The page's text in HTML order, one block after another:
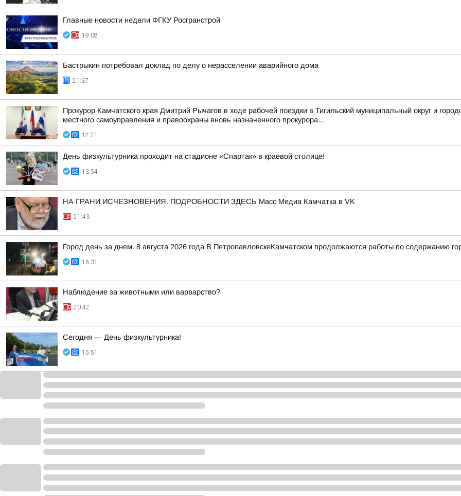
Главные новости недели ФГКУ Росгранстрой
19:08
Бастрыкин потребовал доклад по делу о нерасселении аварийного дома
21:37
Прокурор Камчатского края Дмитрий Рычагов в ходе рабочей поездки в Тигильский муниципальный округ и
местного самоуправления и правоохраны вновь назначенного прокурора...
12:21
День физкультурника проходит на стадионе «Спартак» в краевой столице!
13:54
НА ГРАНИ ИСЧЕЗНОВЕНИЯ. ПОДРОБНОСТИ ЗДЕСЬ Масс Медиа Камчатка в VK
21:43
Город день за днем. 8 августа 2026 года В ПетропавловскеКамчатском продолжаются работы по содержанию
16:31
Наблюдение за животными или варварство?
20:42
Сегодня — День физкультурника!
15:51